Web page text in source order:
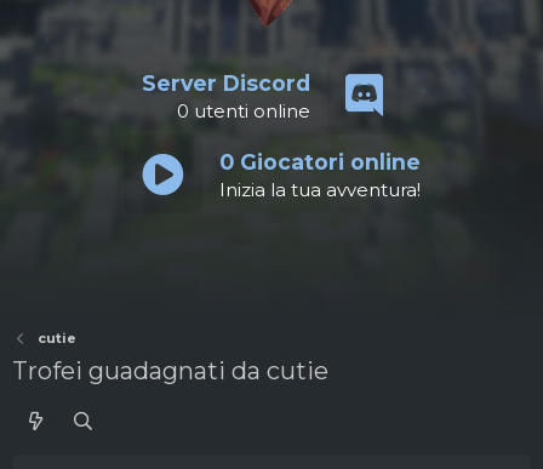
Server Discord
0 utenti online
0Giocatori online
Inizia la tua avventura!
cutie
Trofei guadagnati da cutie